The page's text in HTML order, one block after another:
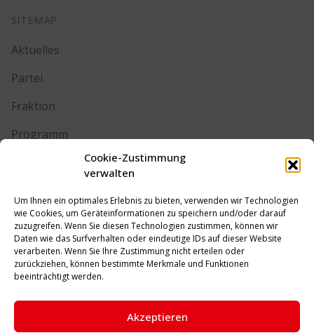
Cookie-Zustimmung
verwalten
Um Ihnen ein optimales Erlebnis zu bieten, verwenden wir Technologien
wie Cookies, um Geräteinformationen zu speichern und/oder darauf
zuzugreifen. Wenn Sie diesen Technologien zustimmen, können wir
Daten wie das Surfverhalten oder eindeutige IDs auf dieser Website
verarbeiten. Wenn Sie Ihre Zustimmung nicht erteilen oder
zurückziehen, können bestimmte Merkmale und Funktionen
beeinträchtigt werden.
Akzeptieren
SITEMAP
Aktuelles
Partei
Fraktion
Programm
RECHTLICHES
Impressum
Datenschutz
Cookie-Richtlinie (EU)